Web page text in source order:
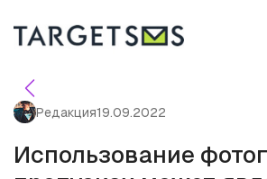
Редакция19.09.2022
Использование